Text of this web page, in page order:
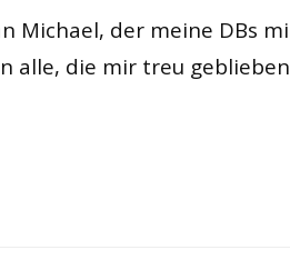
Michael, der meine DBs
alle, die mir treu